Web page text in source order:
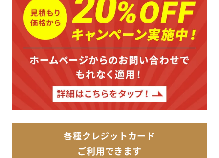
各種クレジットカード
ご利用できます